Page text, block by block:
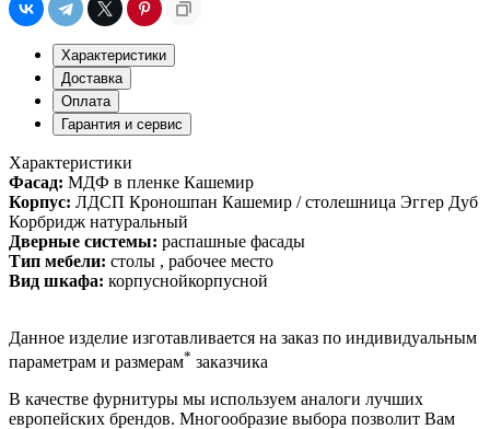
Характеристики
Доставка
Оплата
Гарантия и сервис
Характеристики
Фасад: МДФ в пленке Кашемир
Корпус: ЛДСП Кроношпан Кашемир / столешница Эггер Дуб
Корбридж натуральный
Дверные системы: распашные фасады
Тип мебели: столы , рабочее место
Вид шкафа: корпуснойкорпусной
Данное изделие изготавливается на заказ по индивидуальным
параметрам и размерам* заказчика
В качестве фурнитуры мы используем аналоги лучших
европейских брендов. Многообразие выбора позволит Вам